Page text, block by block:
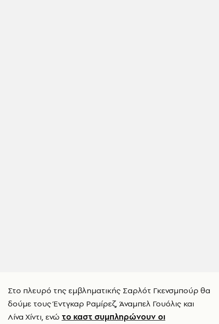
Στο πλευρό της εμβληματικής Σαρλότ Γκενσμπούρ θα
δούμε τους Έντγκαρ Ραμίρεζ, Άναμπελ Γουόλις και
Λίνα Χίντι, ενώ το καστ συμπληρώνουν οι